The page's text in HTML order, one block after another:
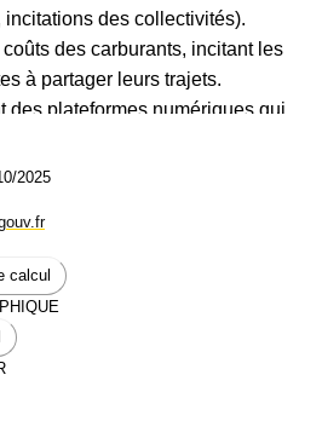
incitations des collectivités).
des carburants, incitant les
à partager leurs trajets.
des plateformes numériques qui
2025
calcul